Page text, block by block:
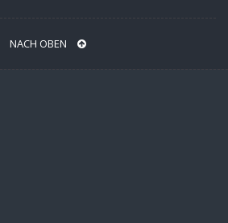
NACH OBEN